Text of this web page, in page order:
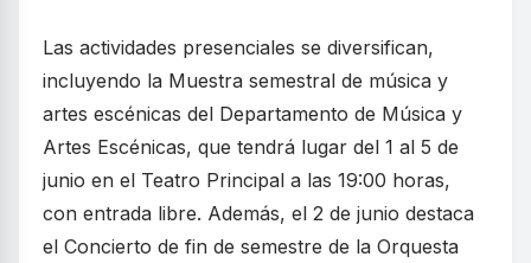
Las actividades presenciales se diversifican,
incluyendo la Muestra semestral de música y
artes escénicas del Departamento de Música y
Artes Escénicas, que tendrá lugar del 1 al 5 de
junio en el Teatro Principal a las 19:00 horas,
con entrada libre. Además, el 2 de junio destaca
el Concierto de fin de semestre de la Orquesta